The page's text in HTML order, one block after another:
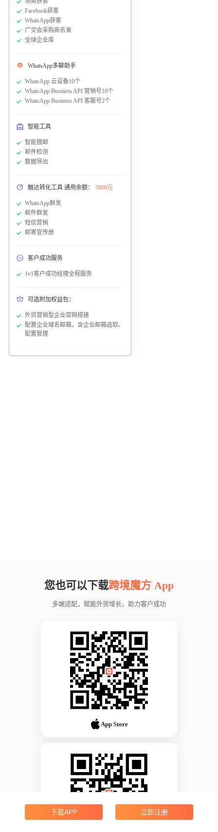
Facebook获客
WhatsApp获客
广交会采购商名录
全球企业库
WhatsApp多聊助手
WhatsApp 云设备10个
WhatsApp Business API 营销号10个
WhatsApp Business API 客服号2个
智能工具
智能搜邮
邮件检测
数据导出
触达转化工具 通用余额： 5000元
WhatsApp群发
邮件群发
短信营销
邮寄宣传册
客户成功服务
1v1客户成功经理全程服务
可选附加权益包：
外贸营销型企业官网搭建
配置企业域名邮箱，含企业邮箱选取、
配置管理
您也可以下载跨境魔方 App
多端适配，赋能外贸增长，助力客户成功
App Store
下载APP 立即注册